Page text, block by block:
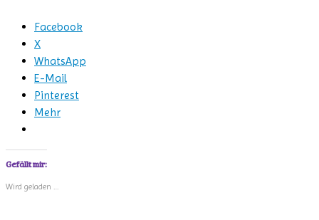
Facebook
X
WhatsApp
E-Mail
Pinterest
Mehr
Gefällt mir:
Wird geladen …